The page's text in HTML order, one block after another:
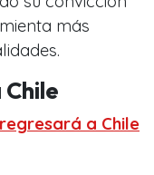
más
a Chile